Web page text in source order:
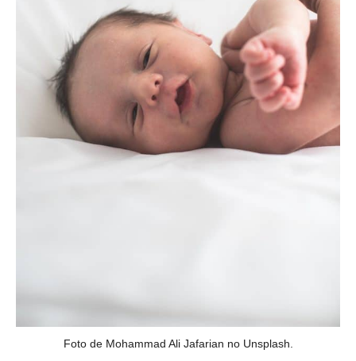
Foto de Mohammad Ali Jafarian no Unsplash.